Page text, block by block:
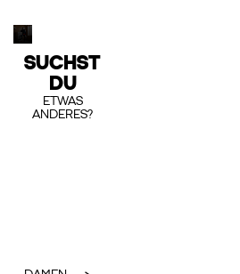
SUCHST
DU
ETWAS
ANDERES?